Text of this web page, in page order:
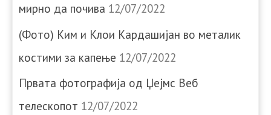
мирно да почива 12/07/2022
(Фото) Ким и Клои Кардашијан во металик
костими за капење 12/07/2022
Првата фотографија од Џејмс Веб
телескопот 12/07/2022